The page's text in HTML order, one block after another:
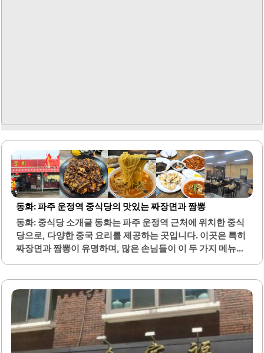
동화: 파주 운정역 중식당의 맛있는 짜장면과 짬뽕
동화: 중식당 소개글 동화는 파주 운정역 근처에 위치한 중식
당으로, 다양한 중국 요리를 제공하는 곳입니다. 이곳은 특히
짜장면과 짬뽕이 유명하며, 많은 손님들이 이 두 가지 메뉴를
깔끔하게 관리되어 있어 쾌적한 식사 환경을 제공합니다. 사
장님은 친절하게 손님을 맞이하며, 고객의 요구에 귀 기울이
는 서비스로 많은 사랑을 받고 있습니다. 동화의 메뉴는 푸짐
한 양으로 제공되어 가성비가 뛰어난 점이 특징입니다.특히,
탕수육은 바삭한 식감과 도톰한 살코기로 많은 손님들에게